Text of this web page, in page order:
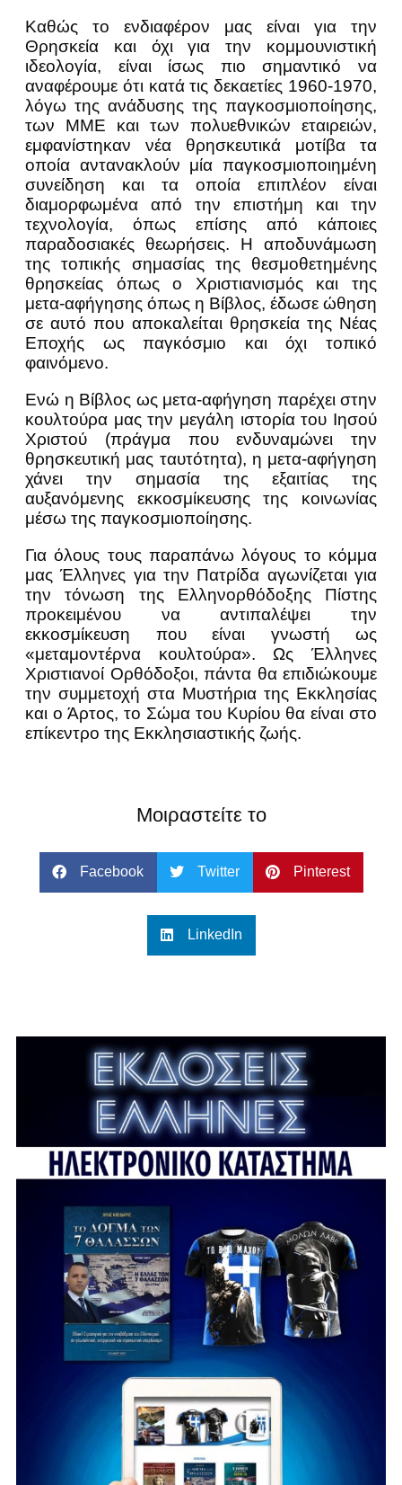
Καθώς το ενδιαφέρον μας είναι για την
Θρησκεία και όχι για την κομμουνιστική
ιδεολογία, είναι ίσως πιο σημαντικό να
αναφέρουμε ότι κατά τις δεκαετίες 1960-1970,
λόγω της ανάδυσης της παγκοσμιοποίησης,
των ΜΜΕ και των πολυεθνικών εταιρειών,
εμφανίστηκαν νέα θρησκευτικά μοτίβα τα
οποία αντανακλούν μία παγκοσμιοποιημένη
συνείδηση και τα οποία επιπλέον είναι
διαμορφωμένα από την επιστήμη και την
τεχνολογία, όπως επίσης από κάποιες
παραδοσιακές θεωρήσεις. Η αποδυνάμωση
της τοπικής σημασίας της θεσμοθετημένης
θρησκείας όπως ο Χριστιανισμός και της
μετα-αφήγησης όπως η Βίβλος, έδωσε ώθηση
σε αυτό που αποκαλείται θρησκεία της Νέας
Εποχής ως παγκόσμιο και όχι τοπικό
φαινόμενο.
Ενώ η Βίβλος ως μετα-αφήγηση παρέχει στην
κουλτούρα μας την μεγάλη ιστορία του Ιησού
Χριστού (πράγμα που ενδυναμώνει την
θρησκευτική μας ταυτότητα), η μετα-αφήγηση
χάνει την σημασία της εξαιτίας της
αυξανόμενης εκκοσμίκευσης της κοινωνίας
μέσω της παγκοσμιοποίησης.
Για όλους τους παραπάνω λόγους το κόμμα
μας Έλληνες για την Πατρίδα αγωνίζεται για
την τόνωση της Ελληνορθόδοξης Πίστης
προκειμένου να αντιπαλέψει την
εκκοσμίκευση που είναι γνωστή ως
«μεταμοντέρνα κουλτούρα». Ως Έλληνες
Χριστιανοί Ορθόδοξοι, πάντα θα επιδιώκουμε
την συμμετοχή στα Μυστήρια της Εκκλησίας
και ο Άρτος, το Σώμα του Κυρίου θα είναι στο
επίκεντρο της Εκκλησιαστικής ζωής.
Μοιραστείτε το
Facebook Twitter Pinterest
LinkedIn